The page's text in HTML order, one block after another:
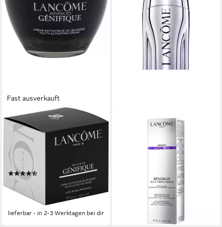
Fast ausverkauft
LANCOME
Tagescreme Génifique Crème
Jour, Intensive Feuchtigkeit
für jugendliche Ausstrahlung
und Glanz.
ab 69,99 €
80,90 €
(1.399,80 €/ 1 l)
lieferbar - in 2-3 Werktagen bei dir
LANCOME
Anti-Aging-Creme LANCÔME
Rénergie H.C.F. Triple Serum
packung, 1-tlg.
lieferbar - in 8-10 Werktagen bei